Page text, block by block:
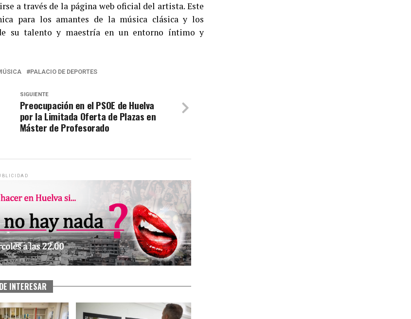
a través de la página web oficial del artista. Este
para los amantes de la música clásica y los
su talento y maestría en un entorno íntimo y
PALACIO DE DEPORTES
SIGUIENTE
Preocupación en el PSOE de Huelva
por la Limitada Oferta de Plazas en
Máster de Profesorado
INTERESAR